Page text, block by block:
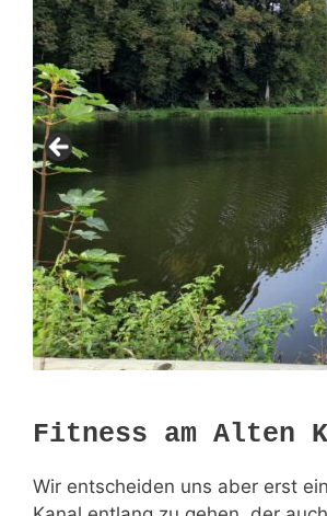
Fitness am Alten
Wir entscheiden uns aber erst